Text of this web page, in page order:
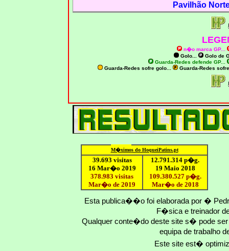
Pavilhão
n�o marca GP...
Golo...
Golo de
Guarda-Redes defende GP...
Guarda-Redes sofre golo...
Guarda-Redes
M�ximos do HoqueiPatins.pt
39.693 visitas
16 Mar�o 2019
378.983 visitas
Mar�o de 2019
12.791.314 p�g.
19 Maio 2018
109.380.527p�g.
Mar�o de 2018
Esta publica��o foi elaborada por �
F�sica e treinador
Qualquer conte�do deste site s� pode
equipa de trabalho
Este site est�